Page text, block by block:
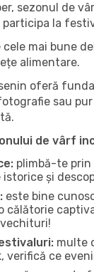
sezonul de
la
mai bune
alimentare.
oferă
sau
de vârf
plimbă-te
istorice și
este bine
călătorie
multe
verifică ce